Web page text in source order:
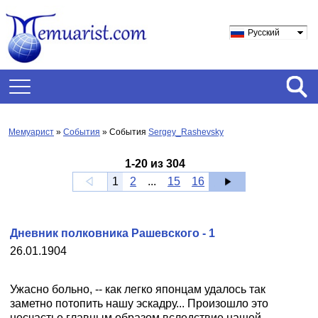
Русский
Мемуарист » События » События Sergey_Rashevsky
1-20 из304
1
2 ... 15 16
26.01.1904
Дневник полковника Рашевского - 1
Ужасно больно, -- как легко японцам удалось так
заметно потопить нашу эскадру... Произошло это